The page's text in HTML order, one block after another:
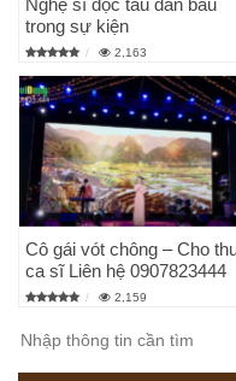
Nghệ sĩ độc tấu đàn bầu
trong sự kiện
2,163
Cô gái vót chông – Cho
ca sĩ Liên hệ 0907823444
2,159